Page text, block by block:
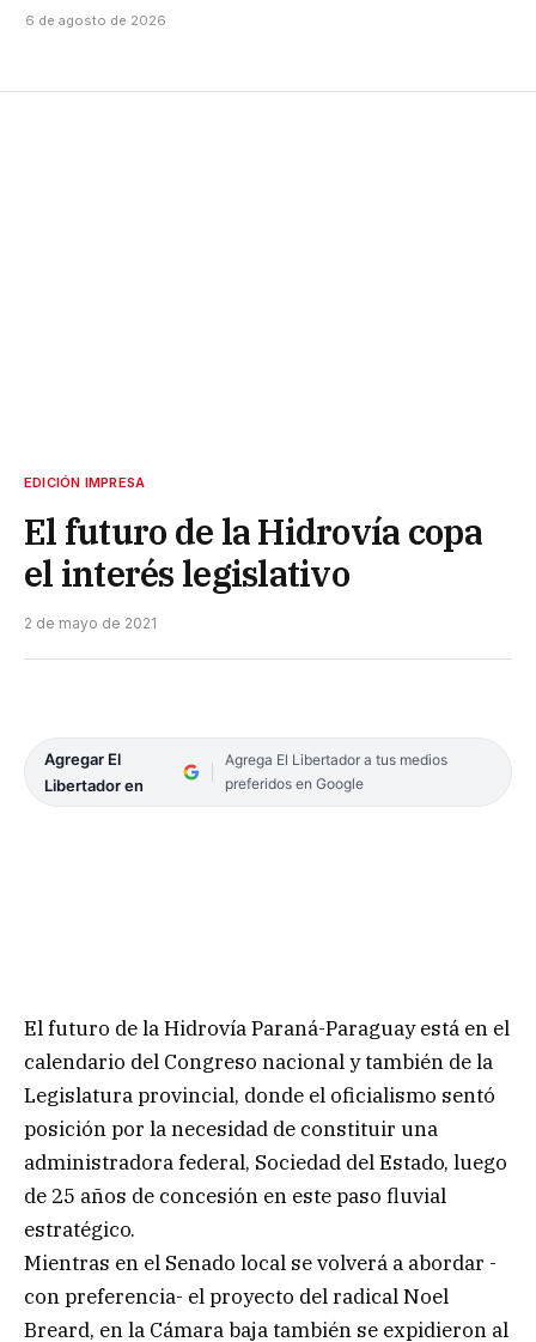
6 de agosto de 2026
EDICIÓN IMPRESA
El futuro de la Hidrovía copa
el interés legislativo
2 de mayo de 2021
Agregar El
Libertador en
Agrega El Libertador a tus medios
preferidos en Google
El futuro de la Hidrovía Paraná-Paraguay está en el
calendario del Congreso nacional y también de la
Legislatura provincial, donde el oficialismo sentó
posición por la necesidad de constituir una
administradora federal, Sociedad del Estado, luego
de 25 años de concesión en este paso fluvial
estratégico.
Mientras en el Senado local se volverá a abordar -
con preferencia- el proyecto del radical Noel
Breard, en la Cámara baja también se expidieron al